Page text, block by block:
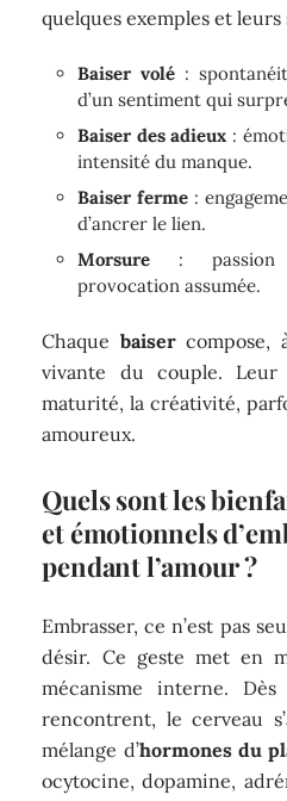
quelques exemples et
Baiser volé :
d’un sentiment qui
Baiser des adieux :
intensité du manque.
Baiser ferme :
d’ancrer le lien.
Morsure : passion
provocation assumée.
Chaque baisercompose,
vivante du couple.
maturité, la créativité,
amoureux.
Quels sont les
et émotionnels
pendant l’amour ?
Embrasser, ce n’est pas
désir. Ce geste met en
mécanisme interne.
rencontrent, le cerveau
mélange d’hormones du
ocytocine, dopamine,